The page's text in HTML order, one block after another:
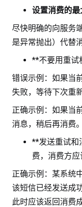
设置消费的
尽快明确的向服务
是异常抛出）代替
**不要用重试
错误示例：如果当
失败，等待下次重
正确示例：如果当
消息，稍后再消费。
**发送重试和
费，消费方
正确示例：某系统
该短信已经发送成
此时应该返回消费